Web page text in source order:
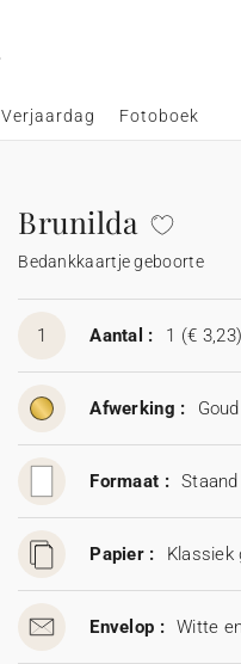
Verjaardag Fotoboek
Brunilda
Bedankkaartje geboorte
1 Aantal : 1 (€ 3,23)
Afwerking : Goud
Formaat :
Papier : Klassiek
Envelop : Witte